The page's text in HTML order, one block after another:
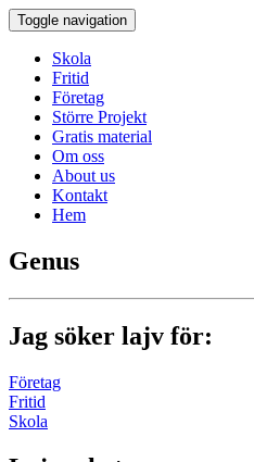
Toggle navigation
Skola
Fritid
Företag
Större Projekt
Gratis material
Om oss
About us
Kontakt
Hem
Genus
Jag söker lajv för:
Företag
Fritid
Skola